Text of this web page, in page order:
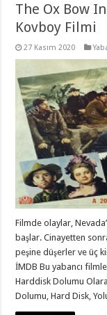
The Ox Bow
Kovboy Filmi
27 Kasım 2020
Filmde olaylar,
başlar. Cinayetten
peşine düşerler ve üç
İMDB Bu yabancı
Harddisk Dolumu
Dolumu, Hard Disk,